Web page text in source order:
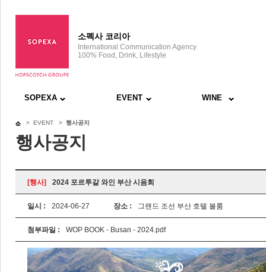
소펙사 코리아
International Communication Agency
100% Food, Drink, Lifestyle
SOPEXA EVENT WINE
> EVENT > 행사공지
행사공지
[행사] 2024 포르투갈 와인 부산 시음회
일시 : 2024-06-27 장소 : 그랜드 조선 부산 호텔 볼룸
첨부파일 : WOP BOOK - Busan - 2024.pdf